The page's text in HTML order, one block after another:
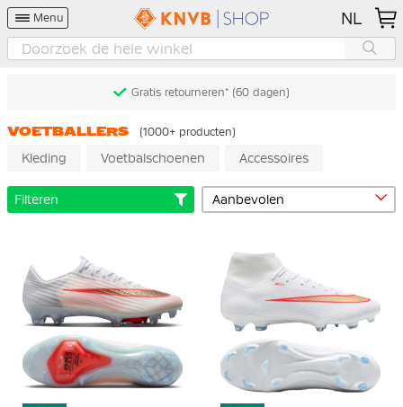
Menu NL
Gratis retourneren* (60 dagen)
VOETBALLERS (1000+ producten)
Kleding Voetbalschoenen Accessoires
Filteren